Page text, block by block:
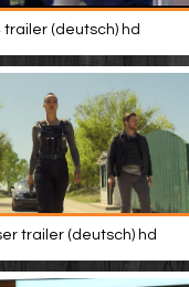
trailer (deutsch) hd
trailer (deutsch) hd